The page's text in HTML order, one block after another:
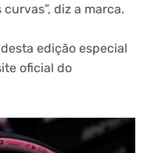
diz a marca.
edição especial
oficial do